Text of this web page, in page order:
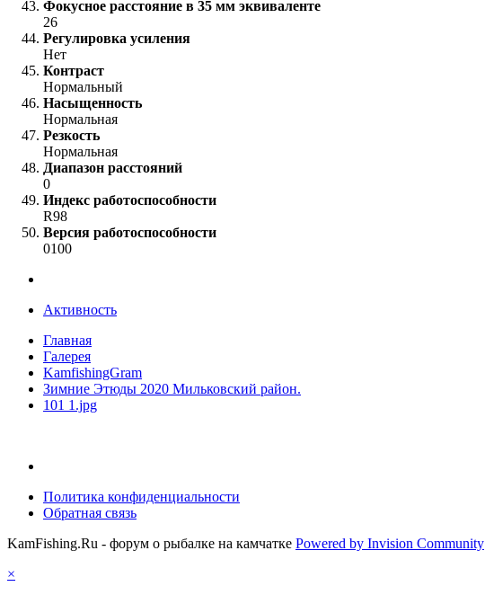
Фокусное расстояние в 35 мм эквиваленте
26
Регулировка усиления
Нет
Контраст
Нормальный
Насыщенность
Нормальная
Резкость
Нормальная
Диапазон расстояний
0
Индекс работоспособности
R98
Версия работоспособности
0100
Активность
Главная
Галерея
KamfishingGram
Зимние Этюды 2020 Мильковский район.
101 1.jpg
Политика конфиденциальности
Обратная связь
KamFishing.Ru - форум о рыбалке на камчатке Powered by Invision Community
×